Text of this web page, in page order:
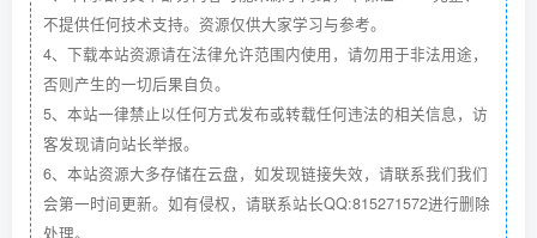
不提供任何技术支持。资源仅供大家学习与参考。
4、下载本站资源请在法律允许范围内使用，请勿用于非法用途，
否则产生的一切后果自负。
5、本站一律禁止以任何方式发布或转载任何违法的相关信息，访
客发现请向站长举报。
6、本站资源大多存储在云盘，如发现链接失效，请联系我们我们
会第一时间更新。如有侵权，请联系站长QQ:815271572进行删除
处理。